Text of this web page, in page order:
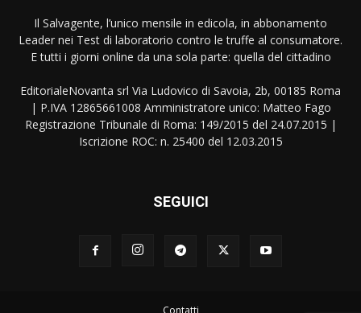
Il Salvagente, l’unico mensile in edicola, in abbonamento
Leader nei Test di laboratorio contro le truffe al consumatore.
E tutti i giorni online da una sola parte: quella del cittadino
EditorialeNovanta srl Via Ludovico di Savoia, 2b, 00185 Roma
| P.IVA 12865661008 Amministratore unico: Matteo Fago
Registrazione Tribunale di Roma: 149/2015 del 24.07.2015 |
Iscrizione ROC: n. 25400 del 12.03.2015
SEGUICI